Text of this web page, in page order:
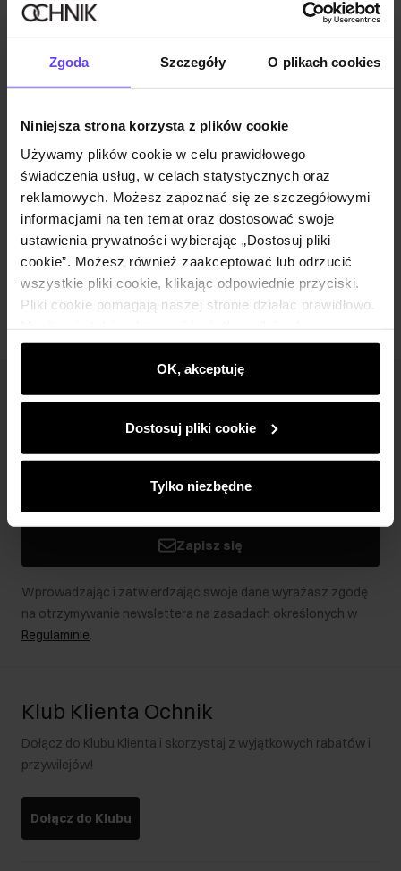
Zgoda Szczegóły O plikach cookies
Niniejsza strona korzysta z plików cookie
Używamy plików cookie w celu prawidłowego
świadczenia usług, w celach statystycznych oraz
reklamowych. Możesz zapoznać się ze szczegółowymi
informacjami na ten temat oraz dostosować swoje
ustawienia prywatności wybierając „Dostosuj pliki
cookie”. Możesz również zaakceptować lub odrzucić
wszystkie pliki cookie, klikając odpowiednie przyciski.
Pliki cookie pomagają naszej stronie działać prawidłowo.
wyświetlać im dopasowane do ich preferencji treści,
rekomendacje oraz komunikaty reklamowe informujące o
najnowszych promocjach w e-sklepie. Informacje o tym,
partnerom społecznościowym, reklamowym i
analitycznym. Partnerzy mogą połączyć te informacje z
podczas korzystania z ich usług.
OK, akceptuję
Dostosuj pliki cookie
Tylko niezbędne
Powiadom o dostępności
Szczegóły
Skład i wymiary
Opinie
Newsletter
Bądź na bieżąco z nowościami i promocjami!
Zapisz się
Wprowadzając i zatwierdzając swoje dane wyrażasz zgodę
na otrzymywanie newslettera na zasadach określonych w
Regulaminie.
Klub Klienta Ochnik
Dołącz do Klubu Klienta i skorzystaj z wyjątkowych rabatów i
przywilejów!
Dołącz do Klubu